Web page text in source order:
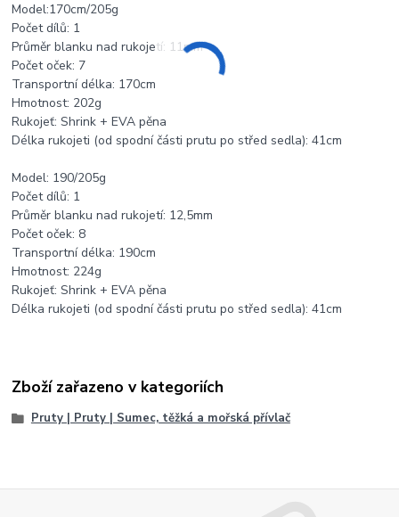
Model:170cm/205g
Počet dílů: 1
Průměr blanku nad rukojetí: 11mm
Počet oček: 7
Transportní délka: 170cm
Hmotnost: 202g
Rukojeť: Shrink + EVA pěna
Délka rukojeti (od spodní části prutu po střed sedla): 41cm
Model: 190/205g
Počet dílů: 1
Průměr blanku nad rukojetí: 12,5mm
Počet oček: 8
Transportní délka: 190cm
Hmotnost: 224g
Rukojeť: Shrink + EVA pěna
Délka rukojeti (od spodní části prutu po střed sedla): 41cm
Zboží zařazeno v kategoriích
Pruty | Pruty | Sumec, těžká a mořská přívlač